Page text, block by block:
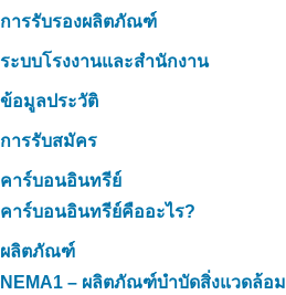
การรับรองผลิตภัณฑ์
ระบบโรงงานและสำนักงาน
ข้อมูลประวัติ
การรับสมัคร
คาร์บอนอินทรีย์
คาร์บอนอินทรีย์คืออะไร?
ผลิตภัณฑ์
NEMA1 – ผลิตภัณฑ์บำบัดสิ่งแวดล้อม